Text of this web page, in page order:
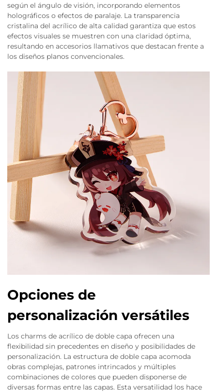
según el ángulo de visión, incorporando elementos
holográficos o efectos de paralaje. La transparencia
cristalina del acrílico de alta calidad garantiza que estos
efectos visuales se muestren con una claridad óptima,
resultando en accesorios llamativos que destacan frente a
los diseños planos convencionales.
Opciones de
personalización versátiles
Los charms de acrílico de doble capa ofrecen una
flexibilidad sin precedentes en diseño y posibilidades de
personalización. La estructura de doble capa acomoda
obras complejas, patrones intrincados y múltiples
combinaciones de colores que pueden disponerse de
diversas formas entre las capas. Esta versatilidad los hace